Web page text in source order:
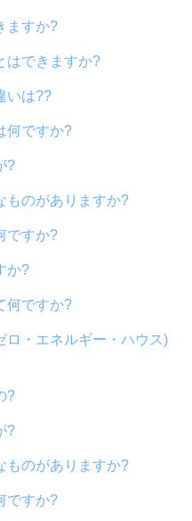
ますか?
はできますか?
いは??
何ですか?
?
ものがありますか?
ですか?
か?
何ですか?
ロ・エネルギー・ハウス)
?
?
ものがありますか?
ですか?